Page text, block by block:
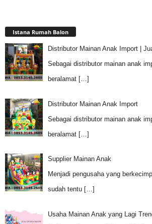
Istana Rumah Balon
Distributor Mainan Anak Import |
Sebagai distributor mainan anak
beralamat […]
Distributor Mainan Anak Import
Sebagai distributor mainan anak
beralamat […]
Supplier Mainan Anak
Menjadi pengusaha yang
sudah tentu […]
Usaha Mainan Anak yang Lagi